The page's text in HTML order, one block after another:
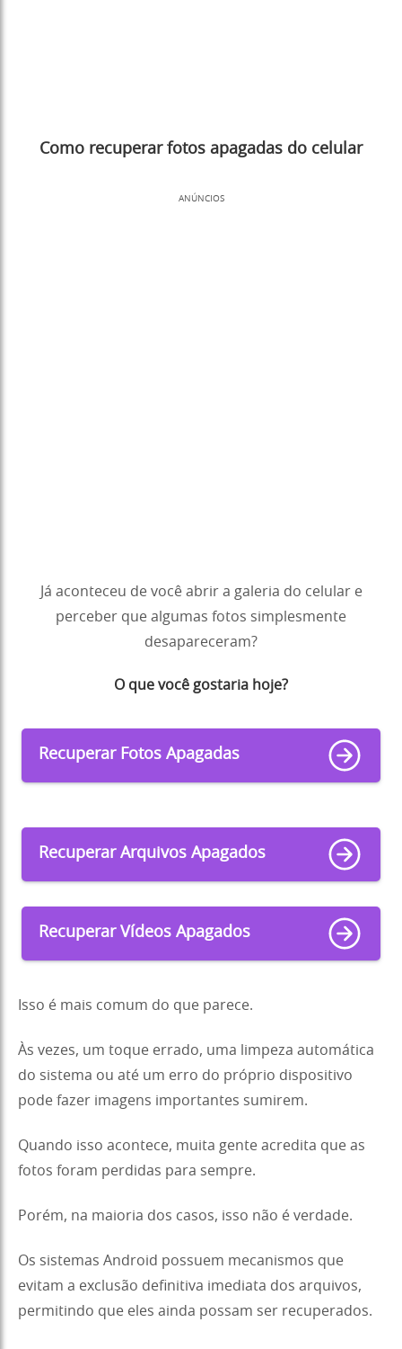
Como recuperar fotos apagadas do celular
ANÚNCIOS
Já aconteceu de você abrir a galeria do celular e
perceber que algumas fotos simplesmente
desapareceram?
O que você gostaria hoje?
Recuperar Fotos Apagadas
Recuperar Arquivos Apagados
Recuperar Vídeos Apagados
Isso é mais comum do que parece.
Às vezes, um toque errado, uma limpeza automática
do sistema ou até um erro do próprio dispositivo
pode fazer imagens importantes sumirem.
Quando isso acontece, muita gente acredita que as
fotos foram perdidas para sempre.
Porém, na maioria dos casos, isso não é verdade.
Os sistemas Android possuem mecanismos que
evitam a exclusão definitiva imediata dos arquivos,
permitindo que eles ainda possam ser recuperados.